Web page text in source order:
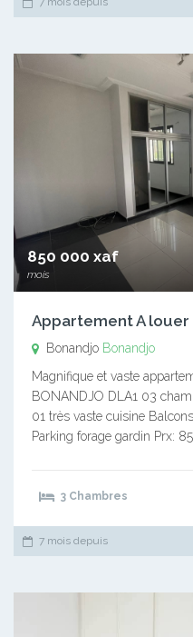
850 000 xaf
mois
Appartement A louer
Bonandjo Bonandjo
Magnifique et vaste
BONANDJO DLA1 03
01 très vaste cuisine
Parking forage gardin Prx:
3 Chambres
7 mois depuis